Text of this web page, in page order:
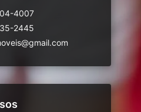
4007
2445